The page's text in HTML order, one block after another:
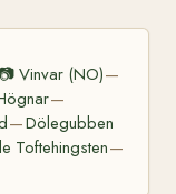
📷 Vinvar (NO)—
—
—Dölegubben
Toftehingsten—